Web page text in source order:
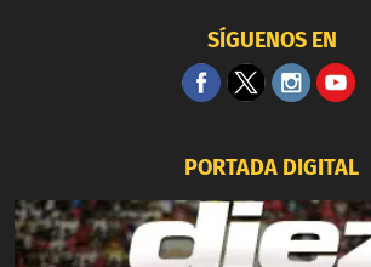
SÍGUENOS EN
PORTADA DIGITAL